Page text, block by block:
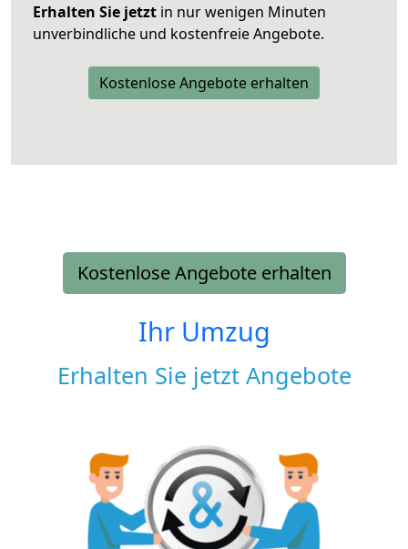
Erhalten Sie jetzt in nur wenigen Minuten
unverbindliche und kostenfreie Angebote.
Kostenlose Angebote erhalten
Kostenlose Angebote erhalten
Ihr Umzug
Erhalten Sie jetzt Angebote